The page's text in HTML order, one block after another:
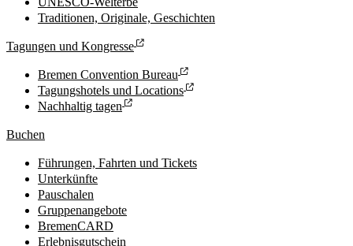
Traditionen, Originale, Geschichten
Tagungen und Kongresse
Bremen Convention Bureau
Tagungshotels und Locations
Nachhaltig tagen
Buchen
Führungen, Fahrten und Tickets
Unterkünfte
Pauschalen
Gruppenangebote
BremenCARD
Erlebnisgutschein